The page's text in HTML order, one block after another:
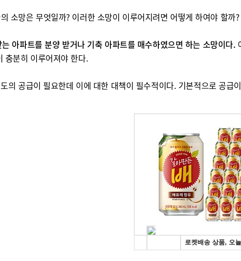
소망은 무엇일까? 이러한 소망이 이루어지려면 어떻게 하여야 할까
아파트를 분양 받거나 기축 아파트를 매수하였으면 하는 소망이다.
충분히 이루어져야 한다.
의 공급이 필요한데 이에 대한 대책이 필수적이다. 기본적으로 공급